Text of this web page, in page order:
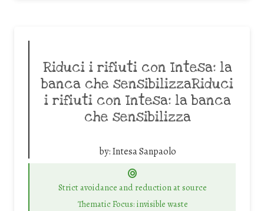
Riduci i rifiuti con Intesa: la
banca che sensibilizzaRiduci
i rifiuti con Intesa: la banca
che sensibilizza
by:Intesa Sanpaolo
Strict avoidance and reduction at source
Thematic Focus: invisible waste